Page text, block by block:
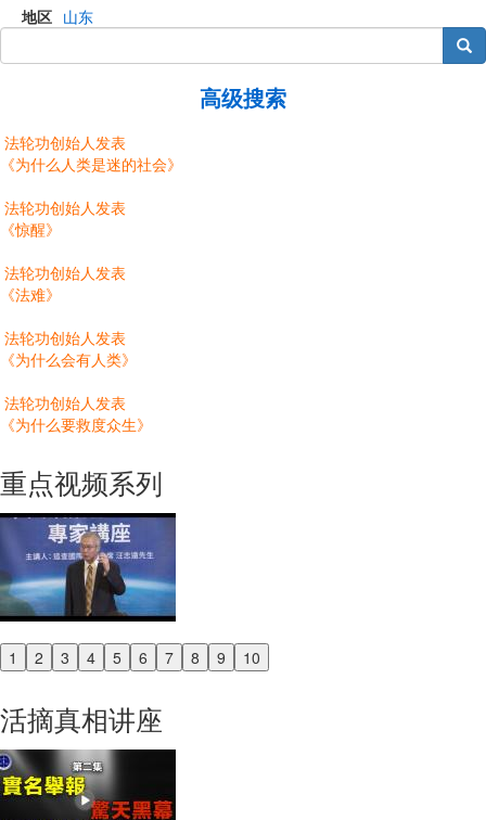
地区 山东
搜索
高级搜索
法轮功创始人发表
《为什么人类是迷的社会》
法轮功创始人发表
《惊醒》
法轮功创始人发表
《法难》
法轮功创始人发表
《为什么会有人类》
法轮功创始人发表
《为什么要救度众生》
重点视频系列
1 2 3 4 5 6 7 8 9 10
Previous
活摘真相讲座